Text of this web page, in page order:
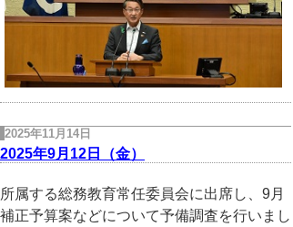
2025年11月14日
2025年9月12日（金）
所属する総務教育常任委員会に出席し、9月
補正予算案などについて予備調査を行いまし